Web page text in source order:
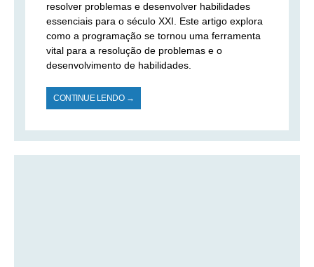
resolver problemas e desenvolver habilidades
essenciais para o século XXI. Este artigo explora
como a programação se tornou uma ferramenta
vital para a resolução de problemas e o
desenvolvimento de habilidades.
CONTINUE LENDO →